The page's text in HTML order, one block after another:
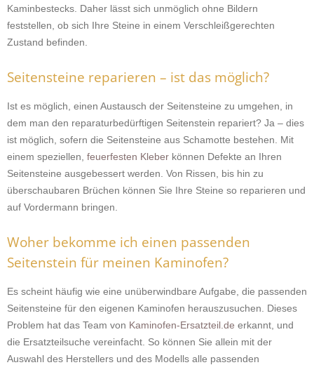
Kaminbestecks. Daher lässt sich unmöglich ohne Bildern
feststellen, ob sich Ihre Steine in einem Verschleißgerechten
Zustand befinden.
Seitensteine reparieren – ist das möglich?
Ist es möglich, einen Austausch der Seitensteine zu umgehen, in
dem man den reparaturbedürftigen Seitenstein repariert? Ja – dies
ist möglich, sofern die Seitensteine aus Schamotte bestehen. Mit
einem speziellen, feuerfesten Kleber können Defekte an Ihren
Seitensteine ausgebessert werden. Von Rissen, bis hin zu
überschaubaren Brüchen können Sie Ihre Steine so reparieren und
auf Vordermann bringen.
Woher bekomme ich einen passenden
Seitenstein für meinen Kaminofen?
Es scheint häufig wie eine unüberwindbare Aufgabe, die passenden
Seitensteine für den eigenen Kaminofen herauszusuchen. Dieses
Problem hat das Team von Kaminofen-Ersatzteil.de erkannt, und
die Ersatzteilsuche vereinfacht. So können Sie allein mit der
Auswahl des Herstellers und des Modells alle passenden